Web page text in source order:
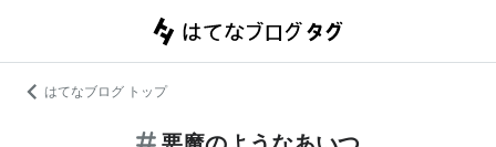
はてなブログ トップ